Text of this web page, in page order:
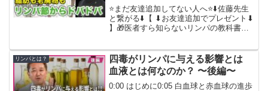
全身の不調も脂肪も消える！
⭐️まだ友達追加してない人へ⭐️⬇️佐藤先生
と繋がる⬇️【 ⬇︎お友達追加でプレゼント⬇︎
】🎁医者すら知らないリンパの教科書🎁
のお知らせLINEでプレゼントやセミ...
リンパとは？
四毒がリンパに与える影響とは
血液とは何なのか？ 〜後編〜
0:00 はじめに0:05 白血球と赤血球の進歩